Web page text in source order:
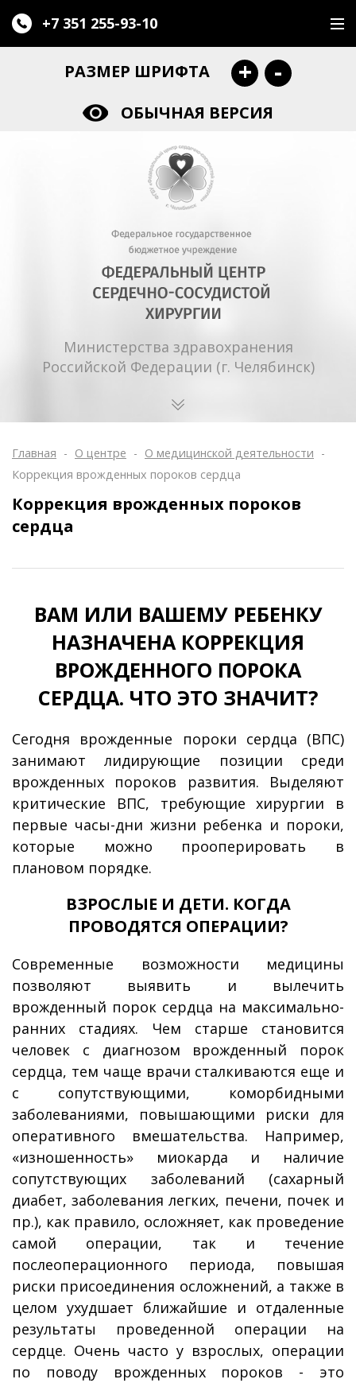
РАЗМЕР ШРИФТА + -
ОБЫЧНАЯ ВЕРСИЯ
+7 351 255-93-10
Министерства здравохранения
Российской Федерации (г. Челябинск)
Главная - О центре - О медицинской деятельности -
Коррекция врожденных пороков сердца
Коррекция врожденных пороков
сердца
ВАМ ИЛИ ВАШЕМУ РЕБЕНКУ
НАЗНАЧЕНА КОРРЕКЦИЯ
ВРОЖДЕННОГО ПОРОКА
СЕРДЦА. ЧТО ЭТО ЗНАЧИТ?
Сегодня врожденные пороки сердца (ВПС)
занимают лидирующие позиции среди
врожденных пороков развития. Выделяют
критические ВПС, требующие хирургии в
первые часы-дни жизни ребенка и пороки,
которые можно прооперировать в
плановом порядке.
ВЗРОСЛЫЕ И ДЕТИ. КОГДА
ПРОВОДЯТСЯ ОПЕРАЦИИ?
Современные возможности медицины
позволяют выявить и вылечить
врожденный порок сердца на максимально-
ранних стадиях. Чем старше становится
человек с диагнозом врожденный порок
сердца, тем чаще врачи сталкиваются еще и
с сопутствующими, коморбидными
заболеваниями, повышающими риски для
оперативного вмешательства. Например,
«изношенность» миокарда и наличие
сопутствующих заболеваний (сахарный
диабет, заболевания легких, печени, почек и
пр.), как правило, осложняет, как проведение
самой операции, так и течение
послеоперационного периода, повышая
риски присоединения осложнений, а также в
целом ухудшает ближайшие и отдаленные
результаты проведенной операции на
сердце. Очень часто у взрослых, операции
по поводу врожденных пороков - это